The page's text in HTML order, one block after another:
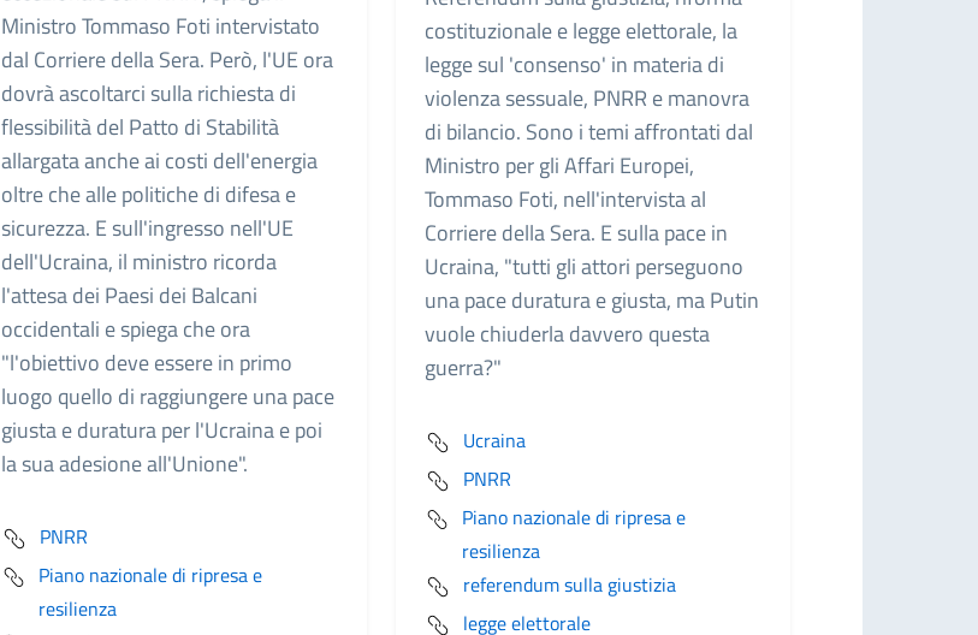
Ministro Tommaso Foti intervistato
dal Corriere della Sera. Però, l'UE ora
dovrà ascoltarci sulla richiesta di
flessibilità del Patto di Stabilità
allargata anche ai costi dell'energia
oltre che alle politiche di difesa e
sicurezza. E sull'ingresso nell'UE
dell'Ucraina, il ministro ricorda
l'attesa dei Paesi dei Balcani
occidentali e spiega che ora
"l'obiettivo deve essere in primo
luogo quello di raggiungere una pace
giusta e duratura per l'Ucraina e poi
la sua adesione all'Unione".
PNRR
Piano nazionale di ripresa e
resilienza
costituzionale e legge elettorale, la
legge sul 'consenso' in materia di
violenza sessuale, PNRR e manovra
di bilancio. Sono i temi affrontati dal
Ministro per gli Affari Europei,
Tommaso Foti, nell'intervista al
Corriere della Sera. E sulla pace in
Ucraina, "tutti gli attori perseguono
una pace duratura e giusta, ma Putin
vuole chiuderla davvero questa
guerra?"
Ucraina
PNRR
Piano nazionale di ripresa e
resilienza
referendum sulla giustizia
legge elettorale